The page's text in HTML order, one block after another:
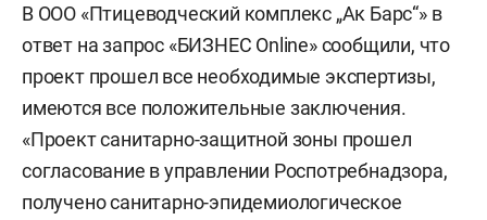
В ООО «Птицеводческий комплекс „Ак Барс“» в
ответ на запрос «БИЗНЕС Online» сообщили, что
проект прошел все необходимые экспертизы,
имеются все положительные заключения.
«Проект санитарно-защитной зоны прошел
согласование в управлении Роспотребнадзора,
получено санитарно-эпидемиологическое